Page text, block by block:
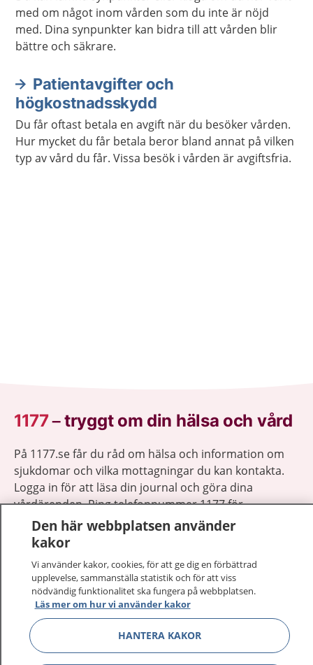
med om något inom vården som du inte är nöjd
med. Dina synpunkter kan bidra till att vården blir
bättre och säkrare.
Patientavgifter och
högkostnadsskydd
Du får oftast betala en avgift när du besöker vården.
Hur mycket du får betala beror bland annat på vilken
typ av vård du får. Vissa besök i vården är avgiftsfria.
1177–tryggt om din hälsa och vård
På 1177.se får du råd om hälsa och information om
sjukdomar och vilka mottagningar du kan kontakta.
Logga in för att läsa din journal och göra dina
vårdärenden. Ring telefonnummer 1177 för
sjukvårdsrådgivning dygnet runt.
1177 ger dig råd när du vill må bättre.
1177 på flera språk Visa
Den här webbplatsen använder
kakor
Vi använder kakor, cookies, för att ge dig en förbättrad
upplevelse, sammanställa statistik och för att viss
nödvändig funktionalitet ska fungera på webbplatsen.
Läs mer om hur vi använder kakor
HANTERA KAKOR